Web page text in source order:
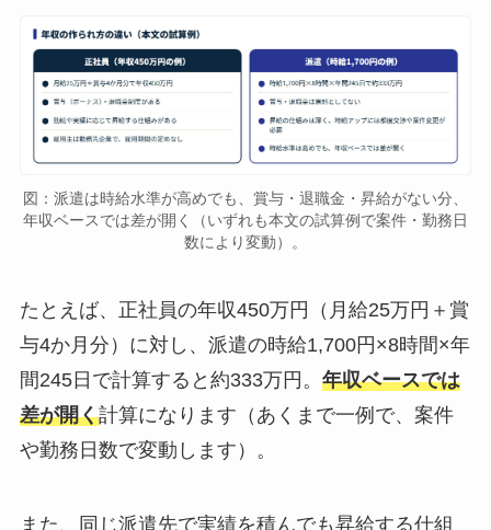
図：派遣は時給水準が高めでも、賞与・退職金・昇給がない分、
年収ベースでは差が開く（いずれも本文の試算例で案件・勤務日
数により変動）。
たとえば、正社員の年収450万円（月給25万円＋賞
与4か月分）に対し、派遣の時給1,700円×8時間×年
間245日で計算すると約333万円。 年収ベースでは
差が開く計算になります（あくまで一例で、案件
や勤務日数で変動します）。
また、同じ派遣先で実績を積んでも昇給する仕組